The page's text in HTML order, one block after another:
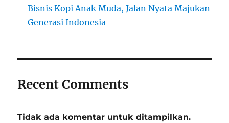
Bisnis Kopi Anak Muda, Jalan Nyata Majukan
Generasi Indonesia
Recent Comments
Tidak ada komentar untuk ditampilkan.